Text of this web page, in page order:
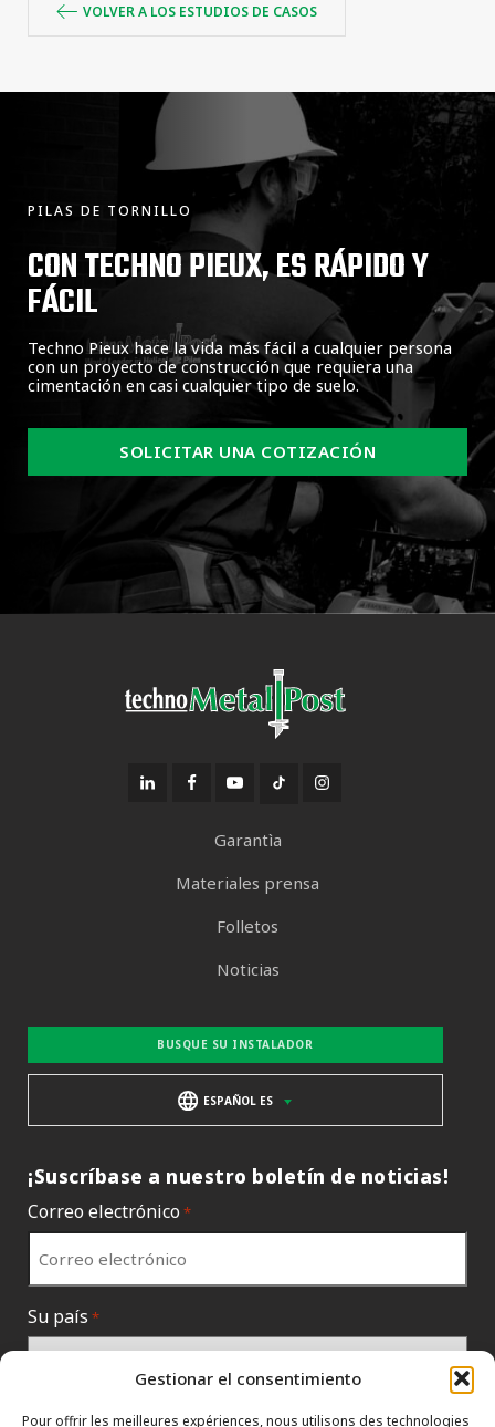
Gestionar el consentimiento
Pour offrir les meilleures expériences, nous utilisons des technologies
VOLVER A LOS ESTUDIOS DE CASOS
PILAS DE TORNILLO
CON TECHNO PIEUX, ES RÁPIDO Y
FÁCIL
Techno Pieux hace la vida más fácil a cualquier persona
con un proyecto de construcción que requiera una
cimentación en casi cualquier tipo de suelo.
SOLICITAR UNA COTIZACIÓN
Garantìa
Materiales prensa
Folletos
Noticias
BUSQUE SU INSTALADOR
ESPAÑOL ES
¡Suscríbase a nuestro boletín de noticias!
Correo electrónico *
Su país *